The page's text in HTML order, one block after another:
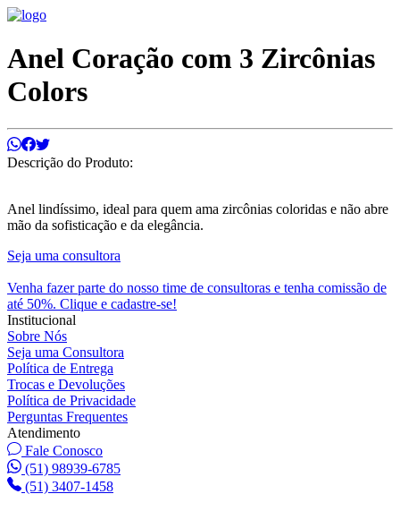
Anel Coração com 3 Zircônias
Colors
Descrição do Produto:
Anel lindíssimo, ideal para quem ama zircônias coloridas e não abre
mão da sofisticação e da elegância.
Seja uma consultora
Venha fazer parte do nosso time de consultoras e tenha comissão de
até 50%. Clique e cadastre-se!
Institucional
Sobre Nós
Seja uma Consultora
Política de Entrega
Trocas e Devoluções
Política de Privacidade
Perguntas Frequentes
Atendimento
Fale Conosco
(51) 98939-6785
(51) 3407-1458